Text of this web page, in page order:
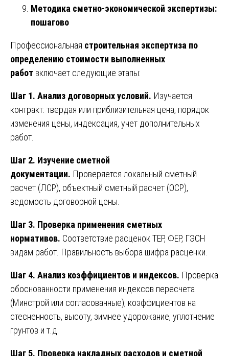
Методика сметно-экономической экспертизы:
пошагово
Профессиональная строительная экспертиза по
определению стоимости выполненных
работ включает следующие этапы:
Шаг 1. Анализ договорных условий. Изучается
контракт: твердая или приблизительная цена, порядок
изменения цены, индексация, учет дополнительных
работ.
Шаг 2. Изучение сметной
документации. Проверяется локальный сметный
расчет (ЛСР), объектный сметный расчет (ОСР),
ведомость договорной цены.
Шаг 3. Проверка применения сметных
нормативов. Соответствие расценок ТЕР, ФЕР, ГЭСН
видам работ. Правильность выбора шифра расценки.
Шаг 4. Анализ коэффициентов и индексов. Проверка
обоснованности применения индексов пересчета
(Минстрой или согласованные), коэффициентов на
стесненность, высоту, зимнее удорожание, уплотнение
грунтов и т.д.
Шаг 5. Проверка накладных расходов и сметной